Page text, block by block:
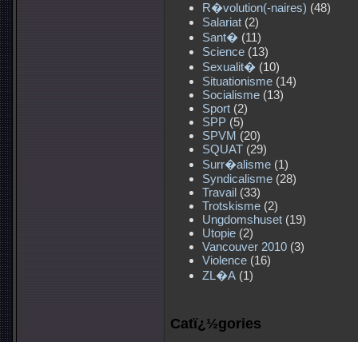
R�volution(-naires) (48)
Salariat (2)
Sant� (11)
Science (13)
Sexualit� (10)
Situationisme (14)
Socialisme (13)
Sport (2)
SPP (5)
SPVM (20)
SQUAT (29)
Surr�alisme (1)
Syndicalisme (28)
Travail (33)
Trotskisme (2)
Ungdomshuset (19)
Utopie (2)
Vancouver 2010 (3)
Violence (16)
ZL�A (1)
Catï¿½gories